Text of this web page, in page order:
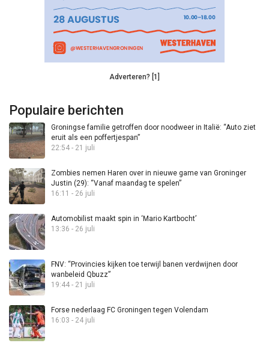
Adverteren? [1]
Populaire berichten
Groningse familie getroffen door noodweer in Italië: “Auto ziet
eruit als een poffertjespan”
22:54 - 21 juli
Zombies nemen Haren over in nieuwe game van Groninger
Justin (29): “Vanaf maandag te spelen”
16:11 - 26 juli
Automobilist maakt spin in ‘Mario Kartbocht’
13:36 - 26 juli
FNV: “Provincies kijken toe terwijl banen verdwijnen door
wanbeleid Qbuzz”
19:44 - 21 juli
Forse nederlaag FC Groningen tegen Volendam
16:03 - 24 juli